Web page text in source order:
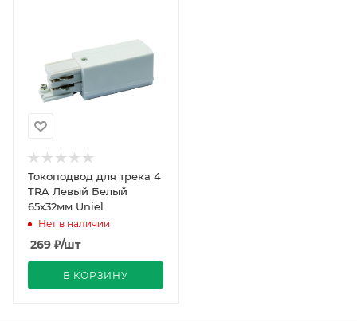
Токоподвод для трека 4
TRA Левый Белый
65х32мм Uniel
Нет в наличии
269 ₽/шт
В КОРЗИНУ